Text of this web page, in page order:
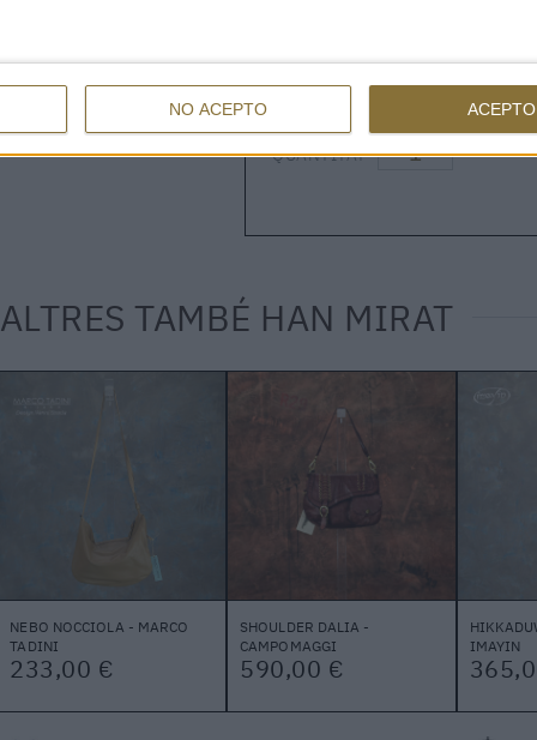
NO ACEPTO ACEPTO
QUANTITAT
ALTRES TAMBÉ HAN MIRAT
NEBO NOCCIOLA - MARCO
TADINI
233,00 €
SHOULDER DALIA -
CAMPOMAGGI
590,00 €
IMAYIN